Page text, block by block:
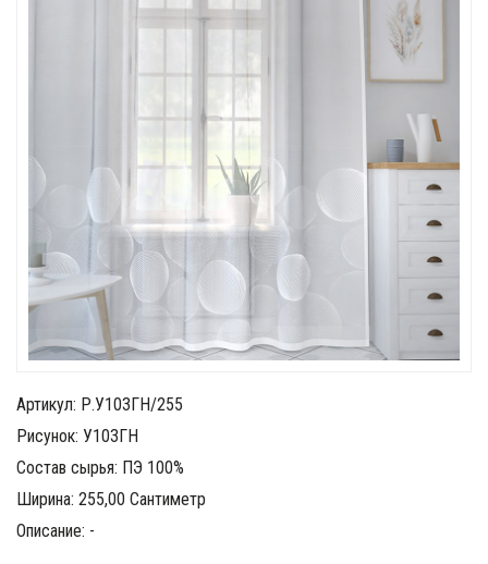
Артикул: Р.У103ГН/255
Рисунок: У103ГН
Состав сырья: ПЭ 100%
Ширина: 255,00 Сантиметр
Описание: -